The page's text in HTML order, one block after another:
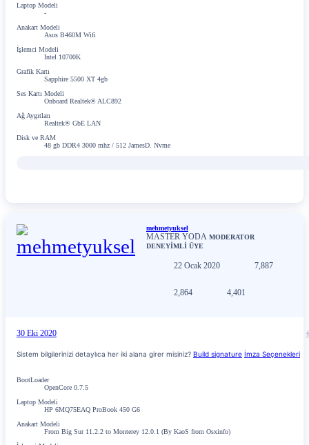
Laptop Modeli
-
Anakart Modeli
Asus B460M Wifi
İşlemci Modeli
Intel 10700K
Grafik Kartı
Sapphire 5500 XT 4gb
Ses Kartı Modeli
Onboard Realtek® ALC892
Ağ Aygıtları
Realtek® GbE LAN
Disk ve RAM
48 gb DDR4 3000 mhz / 512 JamesD. Nvme
mehmetyuksel
MASTER YODA MODERATOR
DENEYİMLİ ÜYE
22 Ocak 2020 7,887
2,864 4,401
30 Eki 2020
Sistem bilgilerinizi detaylıca her iki alana girer misiniz? Build signature İmza Seçenekleri
BootLoader
OpenCore 0.7.5
Laptop Modeli
HP 6MQ75EAQ ProBook 450 G6
Anakart Modeli
From Big Sur 11.2.2 to Monterey 12.0.1 (By KaoS from Osxinfo)